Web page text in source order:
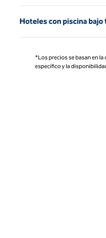
Hoteles con piscina
*Los precios se basan en
específico y la